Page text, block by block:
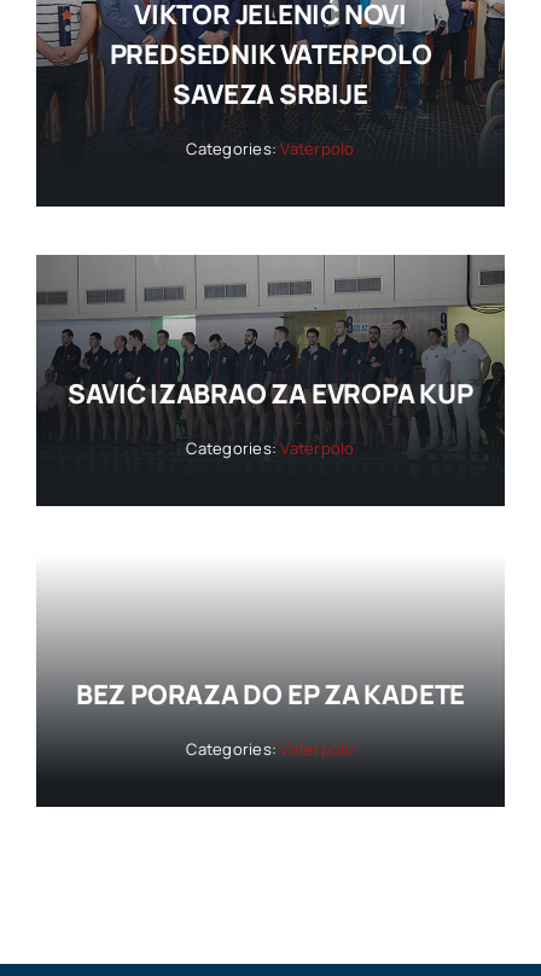
VIKTOR JELENIĆ NOVI
PREDSEDNIK VATERPOLO
SAVEZA SRBIJE
Categories:Vaterpolo
SAVIĆ IZABRAO ZA EVROPA KUP
Categories:Vaterpolo
BEZ PORAZA DO EP ZA KADETE
Categories:Vaterpolo